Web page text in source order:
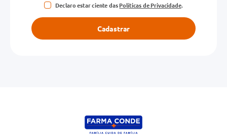
Declaro estar ciente dasPolíticas de Privacidade.
Cadastrar